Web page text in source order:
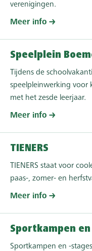
verenigingen.
Meer info
Speelplein
Tijdens de
speelpleinwerking voor
met het zesde leerjaar.
Meer info
TIENERS
TIENERS staat voor
paas-, zomer- en
Meer info
Sportkampen
Sportkampen en -